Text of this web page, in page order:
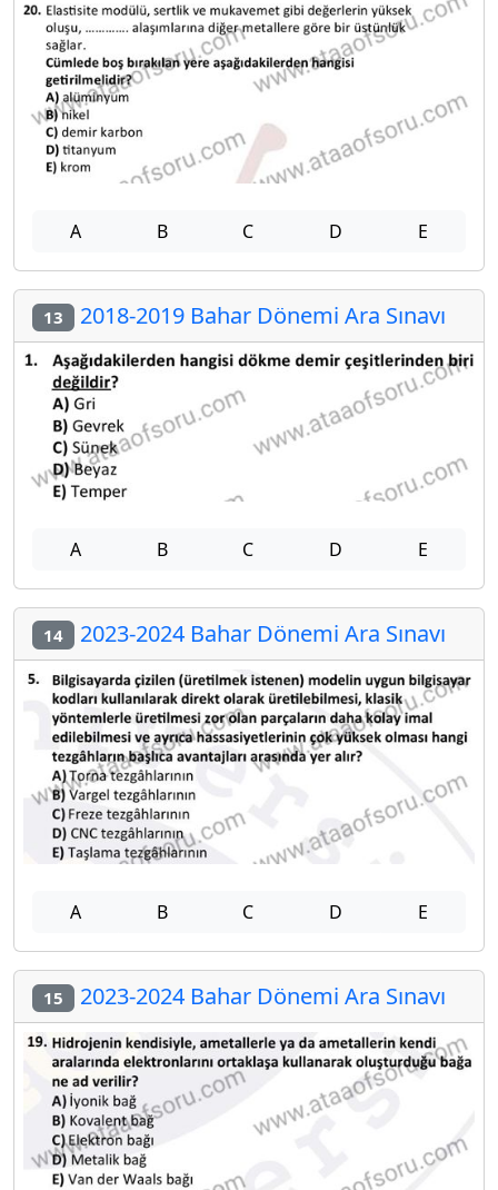
A B C D E
13 2018-2019 Bahar Dönemi Ara Sınavı
A B C D E
14 2023-2024 Bahar Dönemi Ara Sınavı
A B C D E
15 2023-2024 Bahar Dönemi Ara Sınavı